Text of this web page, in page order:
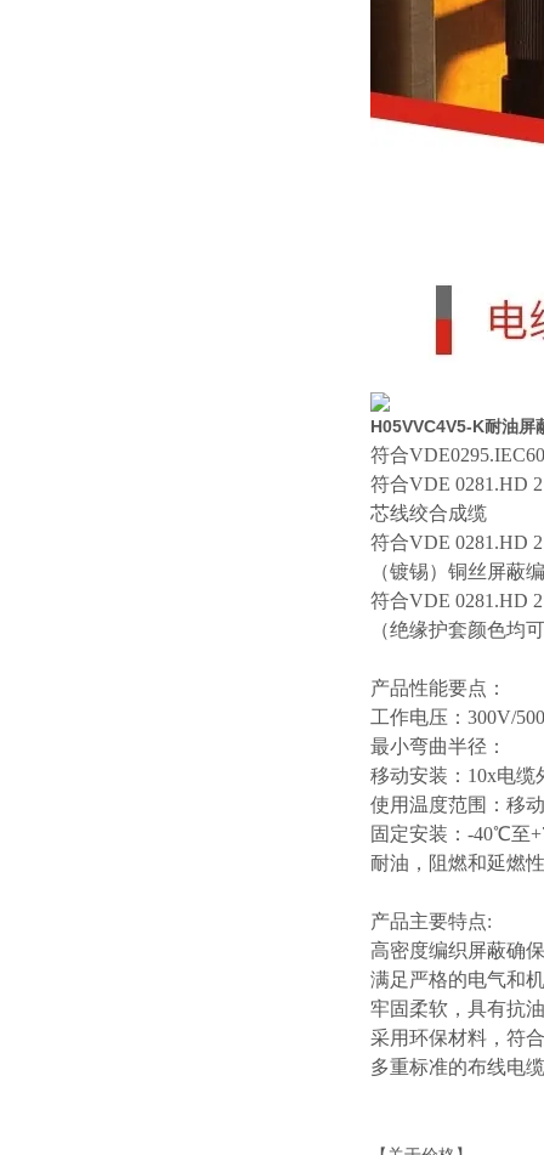
H05VVC4V5-K耐油屏
符合
符合VDE 0281.HD
芯线绞合成缆
符合VDE 0281.HD
（镀锡）铜丝屏蔽
符合VDE 0281.HD
（绝缘护套颜色均
产品性能要点：
工作电压： 300V/
最小弯曲半径：
移动安装： 10x电缆
使用温度范围：移
固定安装： -40℃至
耐油 ， 阻燃和延燃
产品主要特点:
高密度编织屏蔽确
满足严格的电气和
牢固柔软，具有抗
采用环保材料，符合
多重标准的布线电缆